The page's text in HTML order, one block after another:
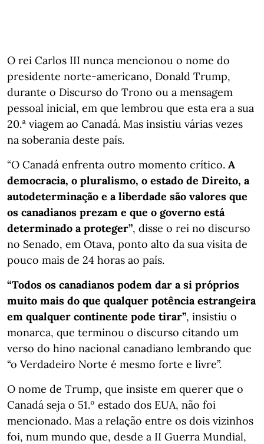
O rei Carlos III nunca mencionou o nome do
presidente norte-americano, Donald Trump,
durante o Discurso do Trono ou a mensagem
pessoal inicial, em que lembrou que esta era a sua
20.ª viagem ao Canadá. Mas insistiu várias vezes
na soberania deste país.
“O Canadá enfrenta outro momento crítico. A
democracia, o pluralismo, o estado de Direito, a
autodeterminação e a liberdade são valores que
os canadianos prezam e que o governo está
determinado a proteger”, disse o rei no discurso
no Senado, em Otava, ponto alto da sua visita de
pouco mais de 24 horas ao país.
“Todos os canadianos podem dar a si próprios
muito mais do que qualquer potência estrangeira
em qualquer continente pode tirar”, insistiu o
monarca, que terminou o discurso citando um
verso do hino nacional canadiano lembrando que
“o Verdadeiro Norte é mesmo forte e livre”.
O nome de Trump, que insiste em querer que o
Canadá seja o 51.º estado dos EUA, não foi
mencionado. Mas a relação entre os dois vizinhos
foi, num mundo que, desde a II Guerra Mundial,